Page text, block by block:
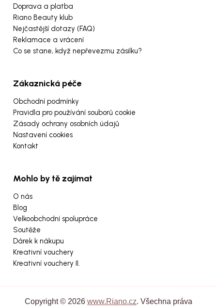
Doprava a platba
Riano Beauty klub
Nejčastější dotazy (FAQ)
Reklamace a vrácení
Co se stane, když nepřevezmu zásilku?
Zákaznická péče
Obchodní podmínky
Pravidla pro používání souborů cookie
Zásady ochrany osobních údajů
Nastavení cookies
Kontakt
Mohlo by tě zajímat
O nás
Blog
Velkoobchodní spolupráce
Soutěže
Dárek k nákupu
Kreativní vouchery
Kreativní vouchery II.
Copyright © 2026 www.Riano.cz. Všechna práva